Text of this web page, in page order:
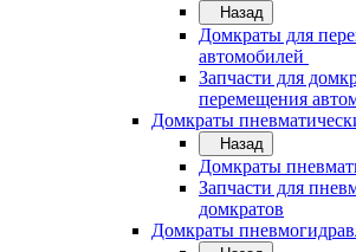
Назад
Домкраты для
автомобилей
Запчасти для
перемещения
Домкраты
Назад
Домкраты
Запчасти для
домкратов
Домкраты